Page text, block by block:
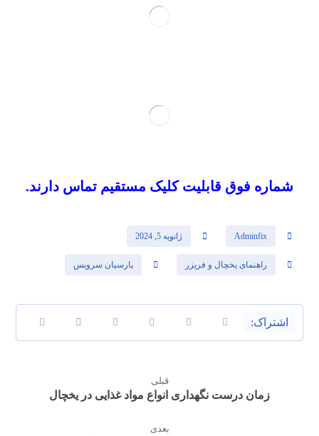
شماره فوق قابلیت کلیک مستقیم تماس دارند.
Adminfix ژانویه 5, 2024
راهنمای یخچال و فریزر پارسیان سرویس
قبلی
زمان درست نگهداری انواع مواد غذایی در یخچال
بعدی